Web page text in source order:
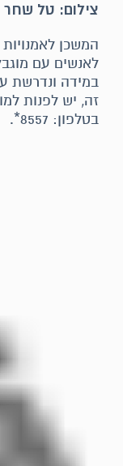
צילום: טל שחר
המשכן לאמנויות
לאנשים עם
במידה ונדרשת
זה, יש לפנות
בטלפון: 8557*.